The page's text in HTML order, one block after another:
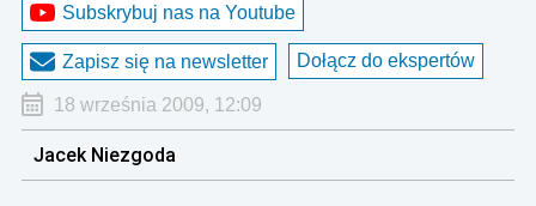
Subskrybuj nas na Youtube
Zapisz się na newsletter Dołącz do ekspertów
18 września 2009, 12:09
Jacek Niezgoda